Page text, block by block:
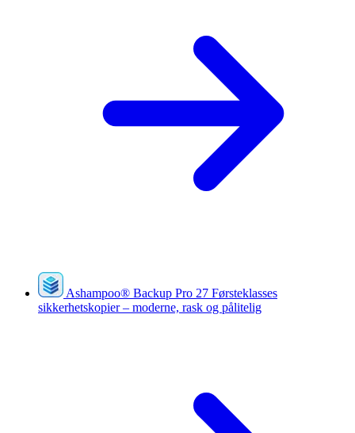
Ashampoo® Backup Pro 27 Førsteklasses
sikkerhetskopier – moderne, rask og pålitelig